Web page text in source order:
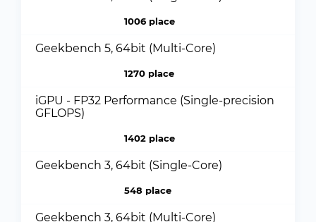
1006 place
Geekbench 5, 64bit (Multi-Core)
1270 place
iGPU - FP32 Performance (Single-precision
GFLOPS)
1402 place
Geekbench 3, 64bit (Single-Core)
548 place
Geekbench 3, 64bit (Multi-Core)